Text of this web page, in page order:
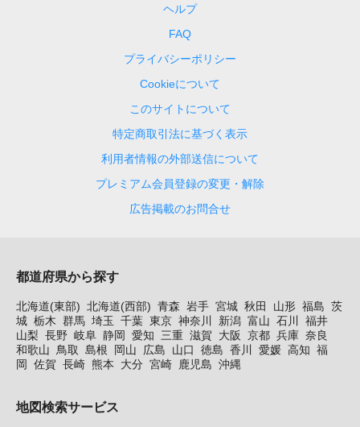
ヘルプ
FAQ
プライバシーポリシー
Cookieについて
このサイトについて
特定商取引法に基づく表示
利用者情報の外部送信について
プレミアム会員登録の変更・解除
広告掲載のお問合せ
都道府県から探す
北海道(東部) 北海道(西部) 青森 岩手 宮城 秋田 山形 福島 茨
城 栃木 群馬 埼玉 千葉 東京 神奈川 新潟 富山 石川
福井
山梨 長野 岐阜 静岡 愛知 三重 滋賀 大阪 京都 兵庫 奈良
和歌山 鳥取 島根 岡山 広島 山口 徳島 香川 愛媛 高知 福
岡
佐賀 長崎 熊本 大分 宮崎 鹿児島 沖縄
地図検索サービス